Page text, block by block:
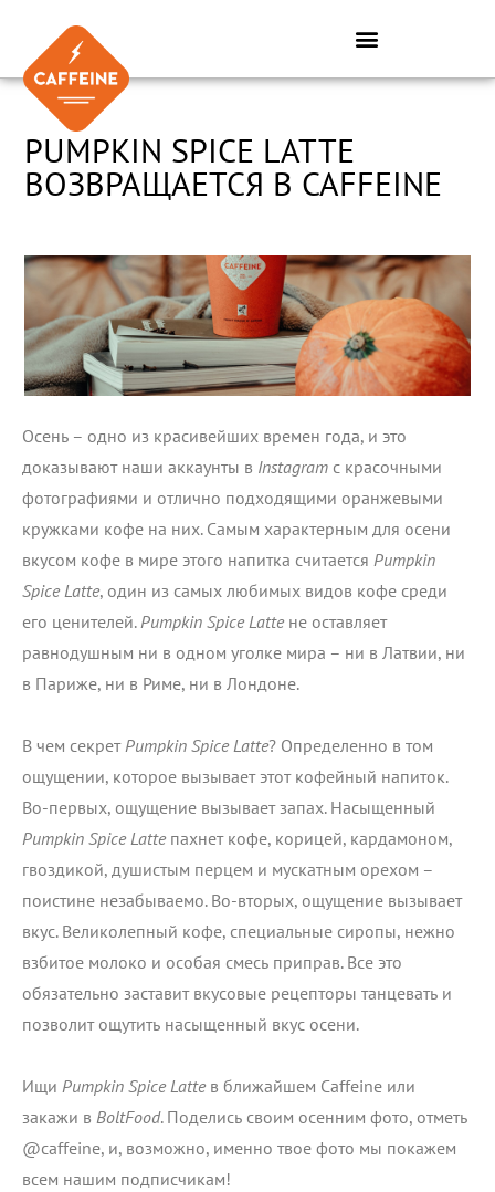
содержимому
PUMPKIN SPICE LATTE
ВОЗВРАЩАЕТСЯ В CAFFEINE
Осень – одно из красивейших времен года, и это
доказывают наши аккаунты в Instagram с красочными
фотографиями и отлично подходящими оранжевыми
кружками кофе на них. Самым характерным для осени
вкусом кофе в мире этого напитка считается Pumpkin
Spice Latte, один из самых любимых видов кофе среди
его ценителей.Pumpkin Spice Latteне оставляет
равнодушным ни в одном уголке мира – ни в Латвии, ни
в Париже, ни в Риме, ни в Лондоне.
В чем секретPumpkin Spice Latte? Определенно в том
ощущении, которое вызывает этот кофейный напиток.
Во-первых, ощущение вызывает запах. Насыщенный
Pumpkin Spice Latteпахнет кофе, корицей, кардамоном,
гвоздикой, душистым перцем и мускатным орехом –
поистине незабываемо. Во-вторых, ощущение вызывает
вкус. Великолепный кофе, специальные сиропы, нежно
взбитое молоко и особая смесь приправ. Все это
обязательно заставит вкусовые рецепторы танцевать и
позволит ощутить насыщенный вкус осени.
Ищи Pumpkin Spice Lattев ближайшем Caffeine или
закажи в BoltFood. Поделись своим осенним фото, отметь
@caffeine, и, возможно, именно твое фото мы покажем
всем нашим подписчикам!